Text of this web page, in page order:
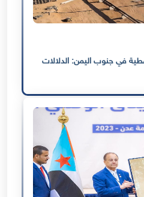
في جنوب اليمن: الدلالات